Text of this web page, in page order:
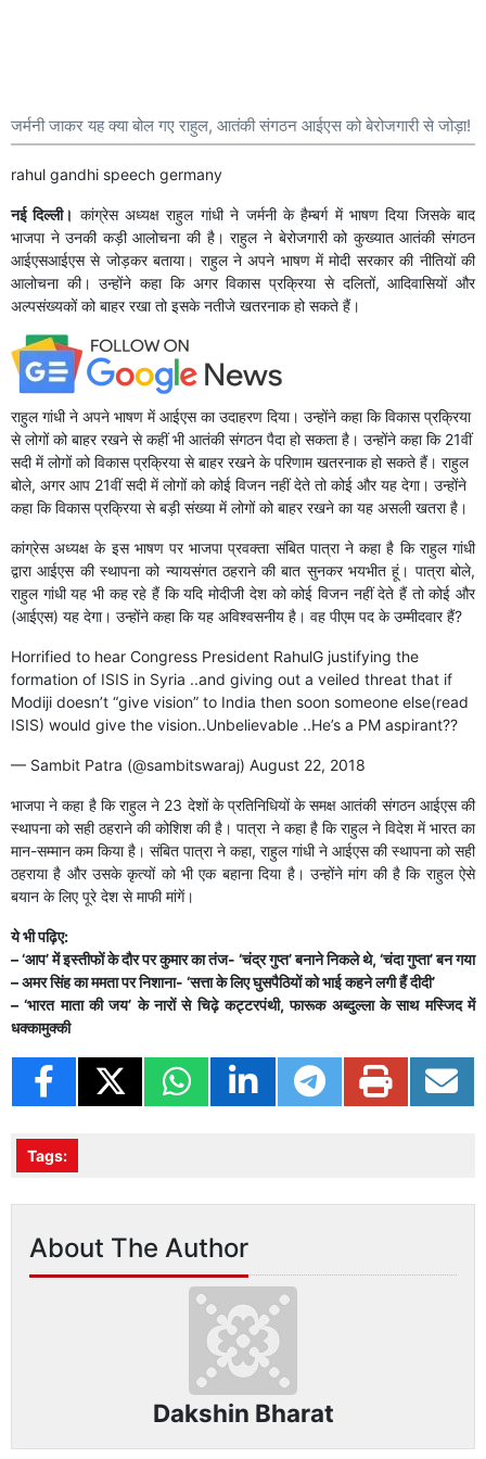
जर्मनी जाकर यह क्या बोल गए राहुल, आतंकी संगठन आईएस को बेरोजगारी से जोड़ा!
rahul gandhi speech germany
नई दिल्ली। कांग्रेस अध्यक्ष राहुल गांधी ने जर्मनी के हैम्बर्ग में भाषण दिया जिसके बाद
भाजपा ने उनकी कड़ी आलोचना की है। राहुल ने बेरोजगारी को कुख्यात आतंकी संगठन
आईएसआईएस से जोड़कर बताया। राहुल ने अपने भाषण में मोदी सरकार की नीतियों की
आलोचना की। उन्होंने कहा कि अगर विकास प्रक्रिया से दलितों, आदिवासियों और
अल्पसंख्यकों को बाहर रखा तो इसके नतीजे खतरनाक हो सकते हैं।
राहुल गांधी ने अपने भाषण में आईएस का उदाहरण दिया। उन्होंने कहा कि विकास प्रक्रिया
से लोगों को बाहर रखने से कहीं भी आतंकी संगठन पैदा हो सकता है। उन्होंने कहा कि 21वीं
सदी में लोगों को विकास प्रक्रिया से बाहर रखने के परिणाम खतरनाक हो सकते हैं। राहुल
बोले, अगर आप 21वीं सदी में लोगों को कोई विजन नहीं देते तो कोई और यह देगा। उन्होंने
कहा कि विकास प्रक्रिया से बड़ी संख्या में लोगों को बाहर रखने का यह असली खतरा है।
कांग्रेस अध्यक्ष के इस भाषण पर भाजपा प्रवक्ता संबित पात्रा ने कहा है कि राहुल गांधी
द्वारा आईएस की स्थापना को न्यायसंगत ठहराने की बात सुनकर भयभीत हूं। पात्रा बोले,
राहुल गांधी यह भी कह रहे हैं कि यदि मोदीजी देश को कोई विजन नहीं देते हैं तो कोई और
(आईएस) यह देगा। उन्होंने कहा कि यह अविश्वसनीय है। वह पीएम पद के उम्मीदवार हैं?
Horrified to hear Congress President RahulG justifying the
formation of ISIS in Syria ..and giving out a veiled threat that if
Modiji doesn’t “give vision” to India then soon someone else(read
ISIS) would give the vision..Unbelievable ..He’s a PM aspirant??
— Sambit Patra (@sambitswaraj) August 22, 2018
भाजपा ने कहा है कि राहुल ने 23 देशों के प्रतिनिधियों के समक्ष आतंकी संगठन आईएस की
स्थापना को सही ठहराने की कोशिश की है। पात्रा ने कहा है कि राहुल ने विदेश में भारत का
मान-सम्मान कम किया है। संबित पात्रा ने कहा, राहुल गांधी ने आईएस की स्थापना को सही
ठहराया है और उसके कृत्यों को भी एक बहाना दिया है। उन्होंने मांग की है कि रा​हुल ऐसे
बयान के लिए पूरे देश से माफी मांगें।
ये भी पढ़िए:
– ‘आप’ में इस्तीफों के दौर पर कुमार का तंज- ‘चंद्र गुप्त’ बनाने निकले थे, ‘चंदा गुप्ता’ बन गया
– अमर सिंह का ममता पर निशाना- ‘सत्ता के लिए घुसपैठियों को भाई कहने लगी हैं दीदी’
– ‘भारत माता की जय’ के नारों से चिढ़े कट्टरपंथी, फारूक अब्दुल्ला के साथ मस्जिद में
धक्कामुक्की
Tags:
About The Author
Dakshin Bharat